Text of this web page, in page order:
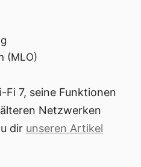
(MLO)
Fi 7, seine Funktionen
Netzwerken
dir unseren Artikel